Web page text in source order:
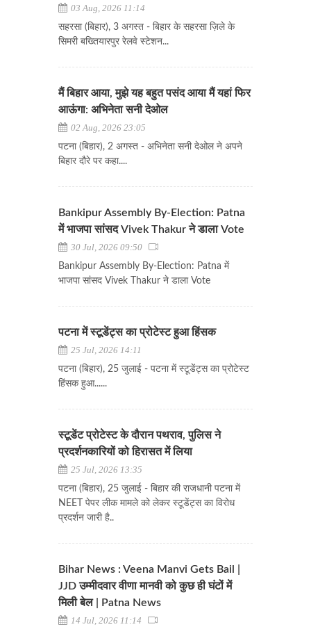
03 Aug, 2026 11:14
सहरसा (बिहार), 3 अगस्त - बिहार के सहरसा ज़िले के
सिमरी बख्तियारपुर रेलवे स्टेशन...
मैं बिहार आया, मुझे यह बहुत पसंद आया मैं यहां फिर
आऊंगा: अभिनेता सनी देओल
02 Aug, 2026 23:05
पटना (बिहार), 2 अगस्त - अभिनेता सनी देओल ने अपने
बिहार दौरे पर कहा....
Bankipur Assembly By-Election: Patna
में भाजपा सांसद Vivek Thakur ने डाला Vote
30 Jul, 2026 09:50
Bankipur Assembly By-Election: Patna में
भाजपा सांसद Vivek Thakur ने डाला Vote
पटना में स्टूडेंट्स का प्रोटेस्ट हुआ हिंसक
25 Jul, 2026 14:11
पटना (बिहार), 25 जुलाई - पटना में स्टूडेंट्स का प्रोटेस्ट
हिंसक हुआ......
स्टूडेंट प्रोटेस्ट के दौरान पथराव, पुलिस ने
प्रदर्शनकारियों को हिरासत में लिया
25 Jul, 2026 13:35
पटना (बिहार), 25 जुलाई - बिहार की राजधानी पटना में
NEET पेपर लीक मामले को लेकर स्टूडेंट्स का विरोध
प्रदर्शन जारी है..
Bihar News : Veena Manvi Gets Bail |
JJD उम्मीदवार वीणा मानवी को कुछ ही घंटों में
मिली बेल | Patna News
14 Jul, 2026 11:14